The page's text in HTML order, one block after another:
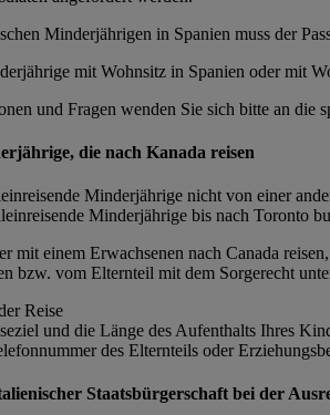
Minderjährigen in Spanien muss der
mit Wohnsitz in Spanien oder mit
und Fragen wenden Sie sich bitte an die
die nach Kanada reisen
Minderjährige nicht von einer
Minderjährige bis nach Toronto
mit einem Erwachsenen nach Canada
bzw. vom Elternteil mit dem Sorgerecht
Reise
und die Länge des Aufenthalts Ihres
des Elternteils oder
Staatsbürgerschaft bei der